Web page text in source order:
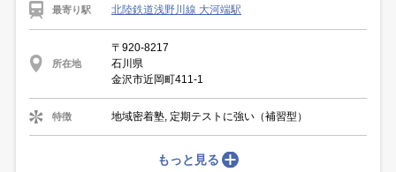
最寄り駅 北陸鉄道浅野川線 大河端駅
所在地
〒920-8217
石川県
金沢市近岡町411-1
特徴 地域密着塾, 定期テストに強い（補習型）
もっと見る